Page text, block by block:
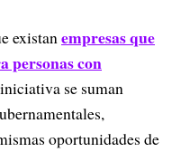
existanempresas que
personas con
se suman
oportunidades de